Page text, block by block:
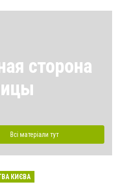
сторона
Всі матеріали тут
КИЄВА